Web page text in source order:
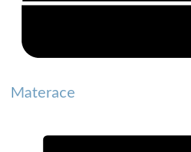
Materace